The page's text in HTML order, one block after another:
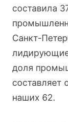
составила
Санкт-
лидирующие
доля
составляет
наших 62.